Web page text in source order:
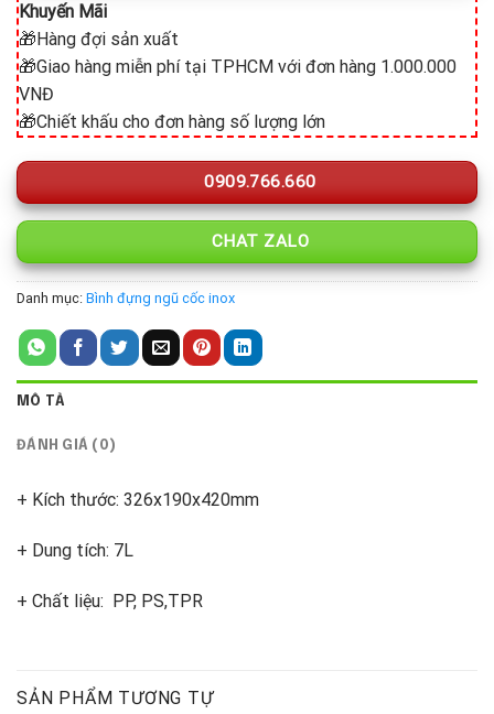
Khuyến Mãi
🎁Hàng đợi sản xuất
🎁Giao hàng miễn phí tại TPHCM với đơn hàng 1.000.000
VNĐ
🎁Chiết khấu cho đơn hàng số lượng lớn
0909.766.660
CHAT ZALO
Danh mục: Bình đựng ngũ cốc inox
MÔ TẢ
ĐÁNH GIÁ (0)
+ Kích thước: 326x190x420mm
+ Dung tích: 7L
+ Chất liệu: PP, PS,TPR
SẢN PHẨM TƯƠNG TỰ